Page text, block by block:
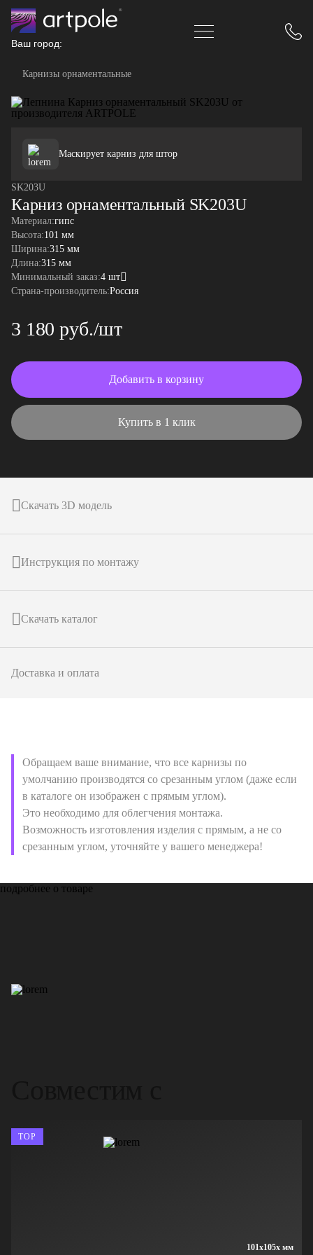
Ваш город:
Карнизы орнаментальные
Маскирует карниз для штор
SK203U
Карниз орнаментальный SK203U
Материал:гипс
Высота:101 мм
Ширина:315 мм
Длина:315 мм
Минимальный заказ:4 шт
Страна-производитель:Россия
3 180 руб./шт
Добавить в корзину
Купить в 1 клик
Скачать 3D модель
Инструкция по монтажу
Скачать каталог
Доставка и оплата
Обращаем ваше внимание, что все карнизы по
умолчанию производятся со срезанным углом (даже если
в каталоге он изображен с прямым углом).
Это необходимо для облегчения монтажа.
Возможность изготовления изделия с прямым, а не со
срезанным углом, уточняйте у вашего менеджера!
подробнее о товаре
101x105x мм
TOP